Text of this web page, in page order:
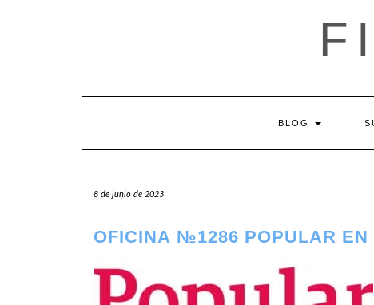
BLOG
8 de junio de 2023
OFICINA №1286 POPULAR EN